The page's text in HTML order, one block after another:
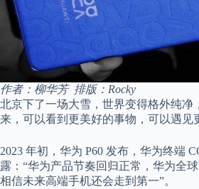
作者：柳华芳 排版：Rocky
北京下了一场大雪，世界变得格外纯净
来，可以看到更美好的事物，可以遇见
2023 年初，华为 P60 发布，华为终端
露：“华为产品节奏回归正常，华为全球
相信未来高端手机还会走到第一”。